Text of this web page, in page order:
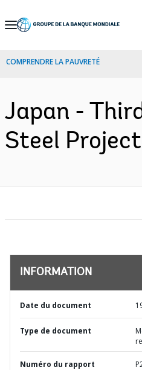
Skip
Navigation
COMPRENDRE LA PAUVRETÉ
Japan -
Steel
INFORMATION
Date du document
Type de document
Numéro du rapport